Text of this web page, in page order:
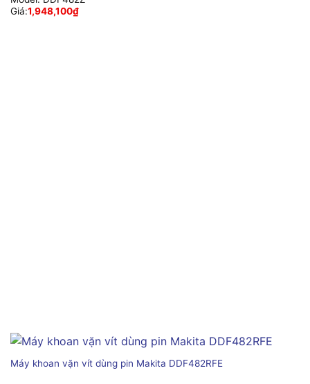
Giá:1,948,100₫
Máy khoan vặn vít dùng pin Makita DDF482RFE